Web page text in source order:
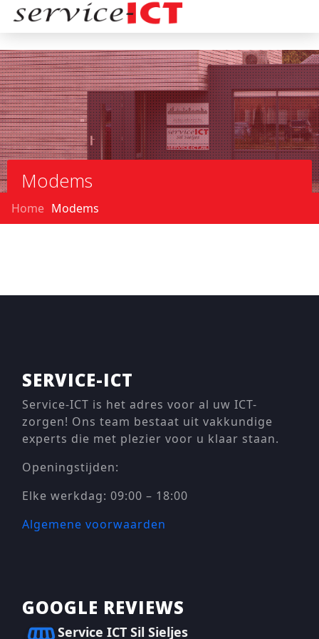
Modems
Home Modems
SERVICE-ICT
Service-ICT is het adres voor al uw ICT-
zorgen! Ons team bestaat uit vakkundige
experts die met plezier voor u klaar staan.
Openingstijden:
Elke werkdag: 09:00 – 18:00
Algemene voorwaarden
GOOGLE REVIEWS
Service ICT Sil Sieljes